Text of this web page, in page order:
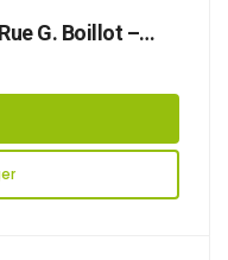
G. Boillot –